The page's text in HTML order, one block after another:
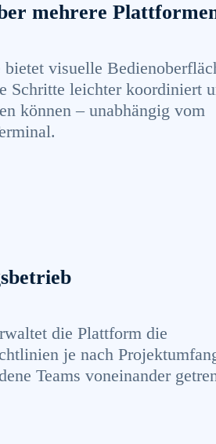
mehrere
visuelle
Schritte leichter koordiniert
können – unabhängig vom
die Plattform die
je nach
Teams voneinander